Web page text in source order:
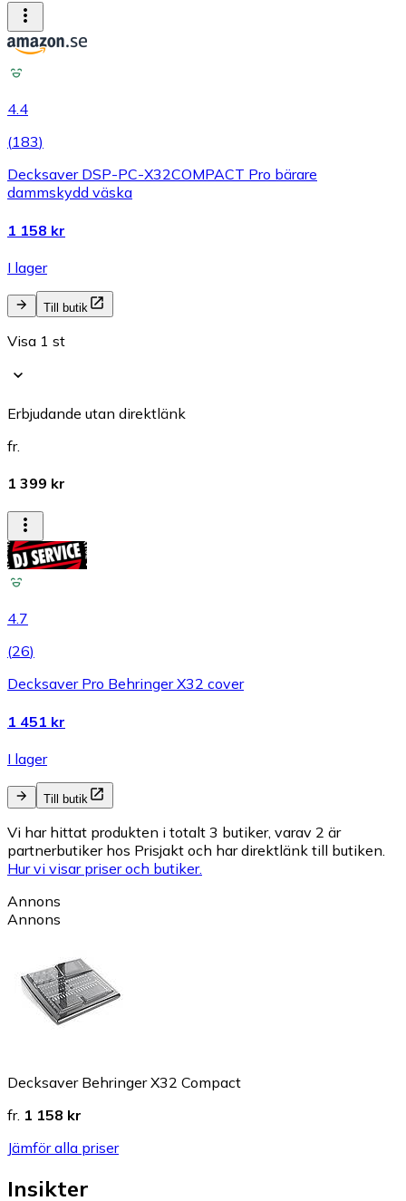
4.4
(183)
Decksaver DSP-PC-X32COMPACT Pro bärare
dammskydd väska
1 158 kr
I lager
Till butik
Visa 1 st
Erbjudande utan direktlänk
fr.
1 399 kr
4.7
(26)
Decksaver Pro Behringer X32 cover
1 451 kr
I lager
Till butik
Vi har hittat produkten i totalt 3 butiker, varav 2 är
partnerbutiker hos Prisjakt och har direktlänk till butiken.
Hur vi visar priser och butiker.
Annons
Annons
Decksaver Behringer X32 Compact
fr. 1 158 kr
Jämför alla priser
Insikter